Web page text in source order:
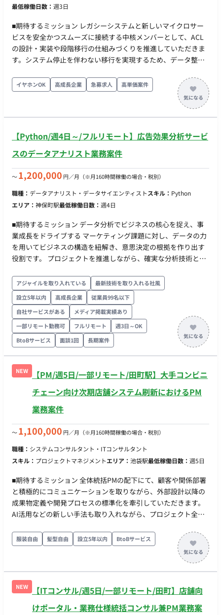
最低稼働日数： 週3日
■期待するミッション レガシーシステムと新しいマイクロサー
ビスを安全かつスムーズに接続する中核メンバーとして、ACL
の設計・実装や段階移行の仕組みづくりを推進していただきま
す。システム停止を伴わない移行を実現するため、データ整合
■業務内容・担当工程 【ACL（Anti-Corruption Layer）の設
計・実装】 新旧データモデルの変換・仲介 用語や仕様の差異の
を用いた移行設計 API Gatewayによるルーティング・トラフィ
の連携 双方向同期・CDCの実装 データ整合性を考慮した設計
【マイクロサービス開発】 DDDを踏まえたサービス境界の設計
方 稼働量：週3日～（要相談） リモート稼働：リモート ※王子
イヤホンOK 高成長企業 急募求人 高単価案件
【Python/週4日～/フルリモート】広告効果分析サービ
スのデータアナリスト業務案件
〜1,200,000 円／月 （※月160時間稼働の場合・税別）
職種： データアナリスト・データサイエンティストスキル： Python
エリア： 神保町駅最低稼働日数： 週4日
■期待するミッション データ分析でビジネスの核心を捉え、事
業成長をドライブする マーケティング課題に対し、データの力
を用いてビジネスの構造を紐解き、意思決定の根拠を作り出す
役割です。 プロジェクトを推進しながら、確実な分析技術とビ
ョナルとして活躍していただくことを期待しています。 ■担当
工程（業務範囲） 分析実務（データ抽出・加工、モデル実行、
集計）を正確に遂行することからスタートします。 徐々に担当
領域を広げ、顧客への報告や示唆出しなど、プロジェクトのメ
イン担当としての役割を担っていただきます。 ・分析設計に基
づいたデータ構築 ビジネス課題を解決するための分析アプロー
チを理解し、必要なデータの定義・抽出・加工を自律的に行う
単にツールを操作するだけでなく、仮説に基づいたMMM（マー
実行し、試行錯誤を通じて精度の高いモデルを作り上げる。 ・
分析品質への責任（Quality & Logic Assurance） 数値的なミス
るか、論理的な整合性が取れているかまでを含めた品質担保 ビ
ジネスインサイトの導出と提言 ・ストーリーテリングと資料作
成 分析結果を単なる「数値の報告」で終わらせず、クライアン
トの意思決定を促すための「ストーリー」として構成し、分か
トの創出 データから「何が起きたか」だけでなく「なぜ起きた
か」「次はどうすべきか」という深い示唆を導き出し、クライ
アントのネクストアクションを具体化する。 クライアントコミ
ュニケーション プロジェクトの報告会において、自身の分析パ
ートに関する報告や質疑応答を主体的に行う。 ■チーム体制 ・
複数名 ■業務の流れ アジャイル ■技術要件 ・言語：Python ■開
発フェーズと予定 事業拡大フェーズに伴い、人員増を計画して
データサイエンティストの両方と協業するため、ビジネス感覚
と技術的知見の両方をバランスよく吸収でき、将来的にどちら
のパス（エキスパート/マネジメント）へ進むかの選択肢が広が
アジャイルを取り入れている
最新技術を取り入れる社風
設立5年以内
高成長企業
従業員99名以下
自社サービスがある
メディア掲載実績あり
一部リモート勤務可
フルリモート
週3日～OK
BtoBサービス
面談1回 長期案件
NEW
【PM/週5日/一部リモート/田町駅】大手コンビニ
チェーン向け次期店舗システム刷新におけるPM
業務案件
〜1,100,000 円／月 （※月160時間稼働の場合・税別）
職種： システムコンサルタント・ITコンサルタント
スキル： プロジェクトマネジメントエリア： 池袋駅最低稼働日数： 週5日
■期待するミッション 全体統括PMの配下にて、顧客や関係部署
と積極的にコミュニケーションを取りながら、外部設計以降の
成果物定義や開発プロセスの標準化を牽引していただきます。
AI活用などの新しい手法も取り入れながら、プロジェクト全体
います。 ■業務内容・担当工程 ・外部設計以降の成果物一覧・
定義、成果物フォーマットの整備 ・開発プロセス、レビュー、
承認、変更管理ルールの策定、標準の展開・定着支援 ・AI活用
を含む新しい開発手法に対するルール検討 ■働き方 ・稼働量：
週5日 ・リモート稼働：一部リモート（基本は田町・浜松町へ
の出社。週1〜2回程度大崎訪問の可能性あり） ※ハイブリッド
は個別相談可ですが、常駐もしくは週4日程度出社できる方が優
服装自由 髪型自由 設立5年以内 BtoBサービス
NEW
【ITコンサル/週5日/一部リモート/田町】店舗向
けポータル・業務仕様統括コンサル兼PM業務案